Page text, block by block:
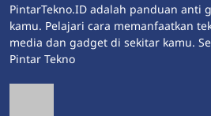
PintarTekno.ID adalah panduan anti
kamu. Pelajari cara memanfaatkan
media dan gadget di sekitar kamu.
Pintar Tekno